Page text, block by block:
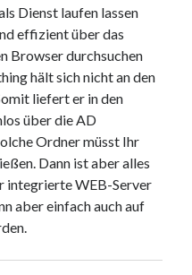
Dienst laufen lassen
effizient über das
Browser durchsuchen
hält sich nicht an den
liefert er in den
über die AD
Ordner müsst Ihr
Dann ist aber alles
integrierte WEB-Server
aber einfach auch auf